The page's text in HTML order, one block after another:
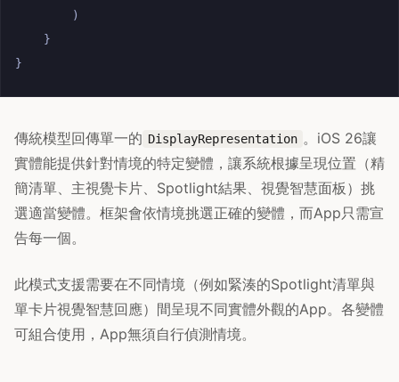
)
}
}
傳統模型回傳單一的 DisplayRepresentation 。iOS 26讓
實體能提供針對情境的特定變體，讓系統根據呈現位置（精
簡清單、主視覺卡片、Spotlight結果、視覺智慧面板）挑
選適當變體。框架會依情境挑選正確的變體，而App只需宣
告每一個。
此模式支援需要在不同情境（例如緊湊的Spotlight清單與
單卡片視覺智慧回應）間呈現不同實體外觀的App。各變體
可組合使用，App無須自行偵測情境。